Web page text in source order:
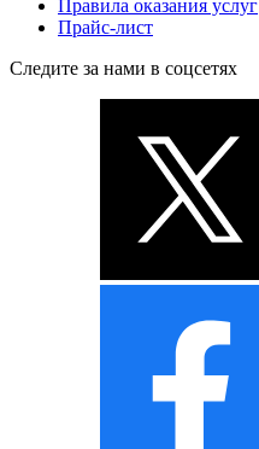
Правила оказания услуг
Прайс-лист
Следите за нами в соцсетях